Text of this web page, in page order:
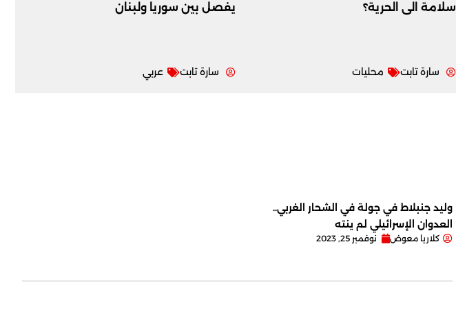
سلامة الى الحرية؟
سارة تابت محليات
يفصل بين سوريا ولبنان
سارة تابت عربي
وليد جنبلاط في جولة في الشحار الغربي..
العدوان الإسرائيلي لم ينته
كلاريا معوض نوفمبر 25, 2023